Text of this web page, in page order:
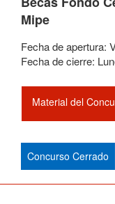
Mipe
Fecha de apertura:
Fecha de cierre:
Material del
Concurso Cerrado